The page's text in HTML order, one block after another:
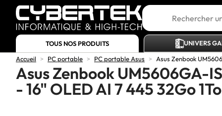
TOUS NOS PRODUITS UNIVERS
Accueil
> PC portable > PC portable Asus > Asus Zenbook
Asus Zenbook UM5606GA-
- 16" OLED AI 7 445 32Go 1To